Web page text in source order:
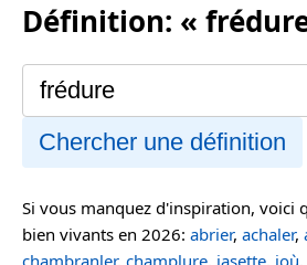
Définition: «
Chercher une définition
Si vous manquez d'inspiration, voici
bien vivants en 2026: abrier, achaler,
chambranler, champlure, jasette, ioù,